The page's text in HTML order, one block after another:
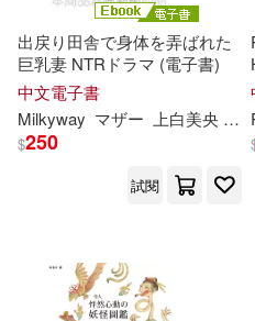
lovepop.net(64)
（美）菲茨傑拉德(64)
クリ
digi-gra.net(61)
青島出版社(455)
上海科學技術出版社
中國對外翻譯出版公司
天地出版社(444)
出戻り田舎で身体を弄ばれた
巨乳妻 NTRドラマ (電子書)
中文電子書
Milkyway マザー 上白美央 皆
$250
試閱